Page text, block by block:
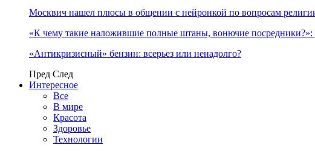
Москвич нашел плюсы в общении с нейронкой по вопросам
«К чему такие наложившие полные штаны, вонючие
«Антикризисный» бензин: всерьез или ненадолго?
Пред След
Интересное
Все
В мире
Красота
Здоровье
Технологии